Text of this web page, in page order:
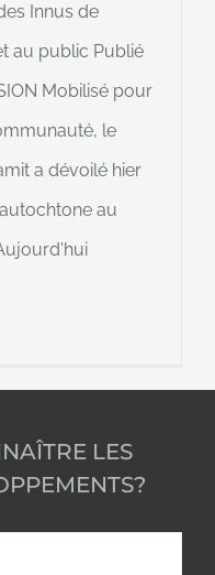
Innus de
au public Publié
Mobilisé pour
le
a dévoilé hier
au
LES